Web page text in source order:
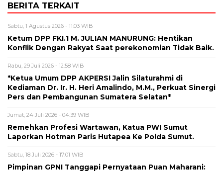
BERITA TERKAIT
Sabtu, 1 Agustus 2026 - 11:03 WIB
Ketum DPP FKI.1 M. JULIAN MANURUNG: Hentikan
Konflik Dengan Rakyat Saat perekonomian Tidak Baik.
Rabu, 29 Juli 2026 - 12:58 WIB
*Ketua Umum DPP AKPERSI Jalin Silaturahmi di
Kediaman Dr. Ir. H. Heri Amalindo, M.M., Perkuat Sinergi
Pers dan Pembangunan Sumatera Selatan*
Jumat, 24 Juli 2026 - 04:39 WIB
Remehkan Profesi Wartawan, Katua PWI Sumut
Laporkan Hotman Paris Hutapea Ke Polda Sumut.
Sabtu, 18 Juli 2026 - 17:01 WIB
Pimpinan GPNI Tanggapi Pernyataan Puan Maharani: